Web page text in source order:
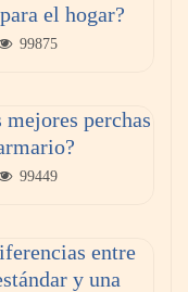
el hogar?
99875
perchas
99449
entre
y una